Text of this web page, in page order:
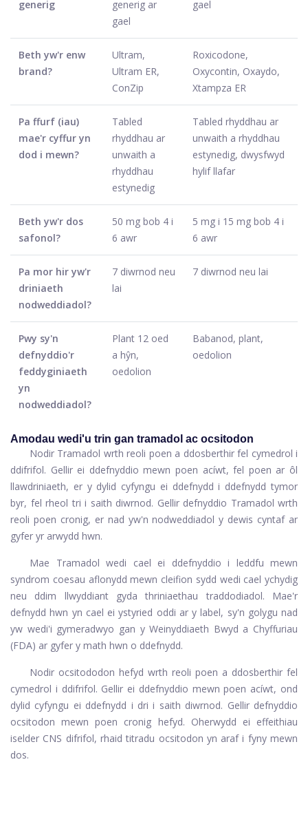
generig
generig ar
gael
gael
Beth yw'r enw
brand?
Ultram,
Ultram ER,
ConZip
Roxicodone,
Oxycontin, Oxaydo,
Xtampza ER
Pa ffurf (iau)
mae'r cyffur yn
dod i mewn?
Tabled
rhyddhau ar
unwaith a
rhyddhau
estynedig
Tabled rhyddhau ar
unwaith a rhyddhau
estynedig, dwysfwyd
hylif llafar
Beth yw'r dos
safonol?
50 mg bob 4 i
6 awr
5 mg i 15 mg bob 4 i
6 awr
Pa mor hir yw'r
driniaeth
nodweddiadol?
7 diwrnod neu
lai
7 diwrnod neu lai
Pwy sy'n
defnyddio'r
feddyginiaeth
yn
nodweddiadol?
Plant 12 oed
a hŷn,
oedolion
Babanod, plant,
oedolion
Amodau wedi'u trin gan tramadol ac ocsitodon
Nodir Tramadol wrth reoli poen a ddosberthir fel cymedrol i
ddifrifol. Gellir ei ddefnyddio mewn poen acíwt, fel poen ar ôl
llawdriniaeth, er y dylid cyfyngu ei ddefnydd i ddefnydd tymor
byr, fel rheol tri i saith diwrnod. Gellir defnyddio Tramadol wrth
reoli poen cronig, er nad yw'n nodweddiadol y dewis cyntaf ar
gyfer yr arwydd hwn.
Mae Tramadol wedi cael ei ddefnyddio i leddfu mewn
syndrom coesau aflonydd mewn cleifion sydd wedi cael ychydig
neu ddim llwyddiant gyda thriniaethau traddodiadol. Mae'r
defnydd hwn yn cael ei ystyried oddi ar y label, sy'n golygu nad
yw wedi'i gymeradwyo gan y Weinyddiaeth Bwyd a Chyffuriau
(FDA) ar gyfer y math hwn o ddefnydd.
Nodir ocsitododon hefyd wrth reoli poen a ddosberthir fel
cymedrol i ddifrifol. Gellir ei ddefnyddio mewn poen acíwt, ond
dylid cyfyngu ei ddefnydd i dri i saith diwrnod. Gellir defnyddio
ocsitodon mewn poen cronig hefyd. Oherwydd ei effeithiau
iselder CNS difrifol, rhaid titradu ocsitodon yn araf i fyny mewn
dos.